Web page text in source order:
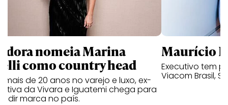
nomeia Marina
como country head
mais de 20 anos no varejo e luxo, ex-
da Vivara e Iguatemi chega para
marca no país.
Maurício
Executivo tem
Viacom Brasil,